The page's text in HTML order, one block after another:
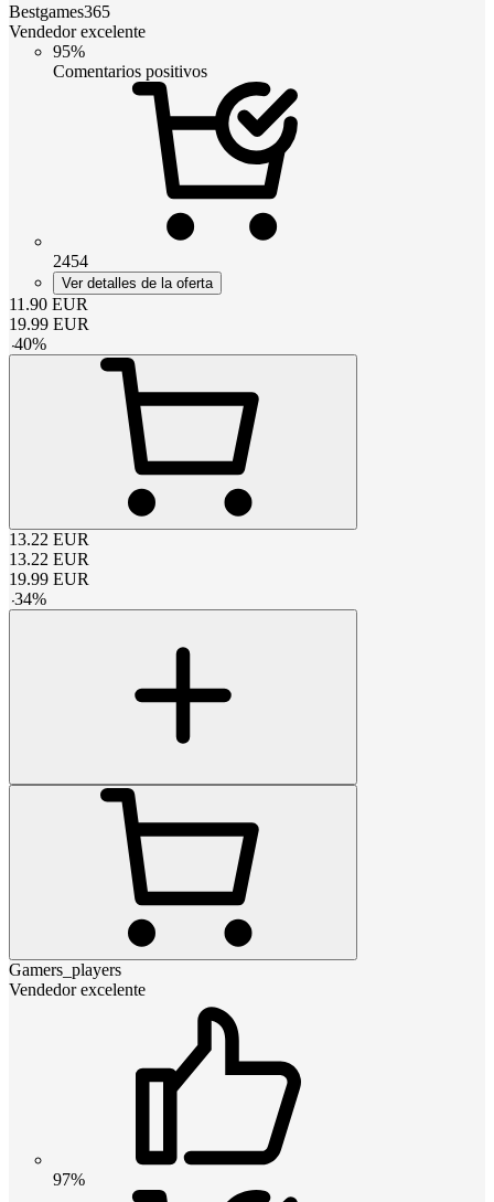
Bestgames365
Vendedor excelente
95%
Comentarios positivos
2454
Ver detalles de la oferta
11.90 EUR
19.99 EUR
-40%
13.22 EUR
13.22 EUR
19.99 EUR
-34%
Gamers_players
Vendedor excelente
97%